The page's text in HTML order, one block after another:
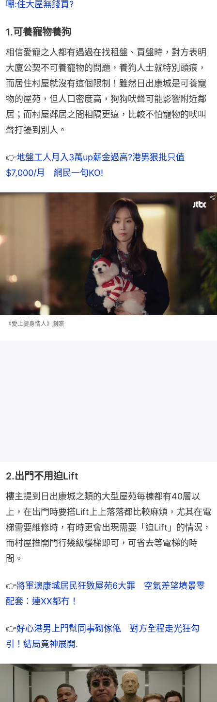
嘲:住大屋無錢買?
1.可養寵物養狗
相信愛寵之人都有遇過在找租盤、買盤時，對方表明
大廈公契不可養寵物的問題，養狗人士就特別頭痕，
而居住村屋就沒有這個限制！雖然日出康城是可養寵
物的屋苑，但人口密度高，狗狗吠聲可能影響附近鄰
居；而村屋鄰居之間相隔更遠，比較不怕寵物的吠叫
聲打擾到別人。
👉地盤工人月入3萬up薪金過高?港男狠批只值
$7,000/月　網民一句KO!
《愛上變身情人》劇照
2.出門不用迫Lift
樓主提到日出康城之類的大型屋苑每棟都有40層以
上，在出門時要搭Lift上上落落都比較麻煩，尤其在電
梯需要維修時，有時更會出現需要「迫Lift」的情況，
而村屋推開門行幾級樓梯即可，可省去等電梯的時
間。
👉將軍澳康城居民狂數屋苑6大罪　空氣差望墳景零
配套：連XX都冇！
👉好心港男上門幫同事砌傢俬　對方全程走光狂勾
引！結局竟神展開.